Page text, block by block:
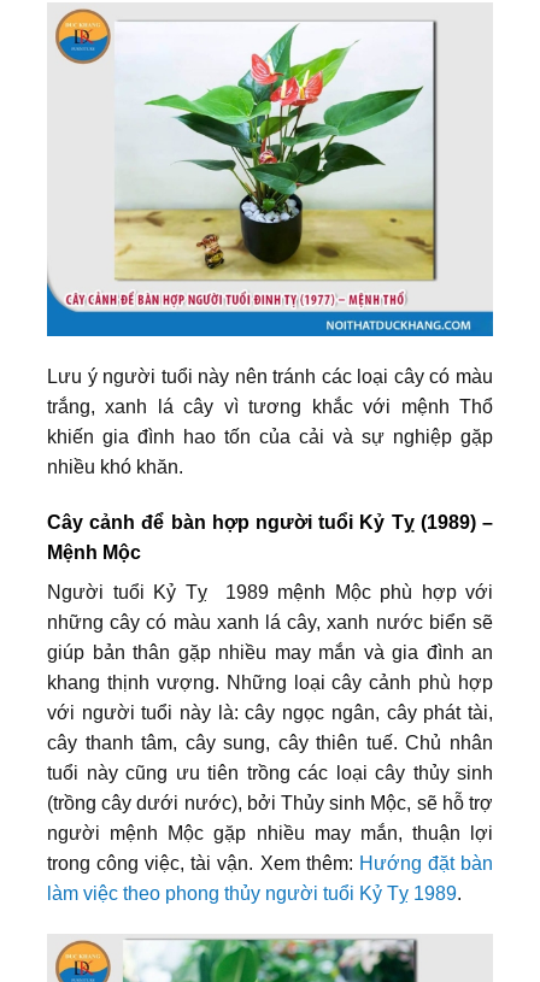
Lưu ý người tuổi này nên tránh các loại cây có màu
trắng, xanh lá cây vì tương khắc với mệnh Thổ
khiến gia đình hao tốn của cải và sự nghiệp gặp
nhiều khó khăn.
Cây cảnh để bàn hợp người tuổi Kỷ Tỵ (1989) –
Mệnh Mộc
Người tuổi Kỷ Tỵ 1989 mệnh Mộc phù hợp với
những cây có màu xanh lá cây, xanh nước biển sẽ
giúp bản thân gặp nhiều may mắn và gia đình an
khang thịnh vượng. Những loại cây cảnh phù hợp
với người tuổi này là: cây ngọc ngân, cây phát tài,
cây thanh tâm, cây sung, cây thiên tuế. Chủ nhân
tuổi này cũng ưu tiên trồng các loại cây thủy sinh
(trồng cây dưới nước), bởi Thủy sinh Mộc, sẽ hỗ trợ
người mệnh Mộc gặp nhiều may mắn, thuận lợi
trong công việc, tài vận. Xem thêm: Hướng đặt bàn
làm việc theo phong thủy người tuổi Kỷ Tỵ 1989.